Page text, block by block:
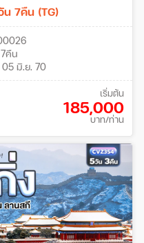
น 7คืน (TG)
คืน
มิ.ย. 70
เริ่มต้น
185,000
บาท/ท่าน